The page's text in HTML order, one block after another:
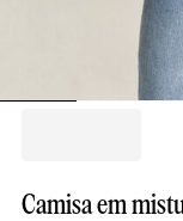
Camisa em